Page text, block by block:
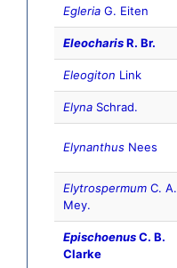
Egleria G. Eiten
EleocharisR. Br.
Eleogiton Link
Elyna Schrad.
Elynanthus Nees
Elytrospermum C. A.
Mey.
EpischoenusC. B.
Clarke